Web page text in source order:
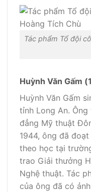
Tác phẩm Tổ đội
Huỳnh Văn Gấm
Huỳnh Văn Gấm
tỉnh Long An.
đẳng Mỹ thuật
1944, ông đã
theo học tại
trao Giải thưởng
Nghệ thuật. Tác
của ông đã có